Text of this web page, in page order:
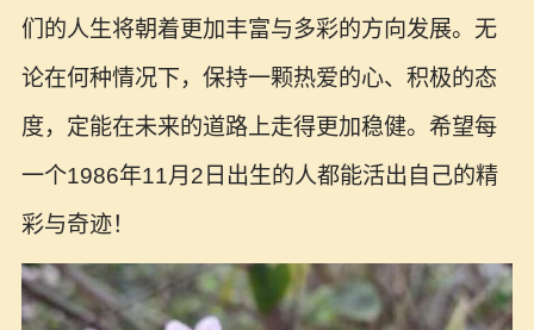
们的人生将朝着更加丰富与多彩的方向发展。无
论在何种情况下，保持一颗热爱的心、积极的态
度，定能在未来的道路上走得更加稳健。希望每
一个1986年11月2日出生的人都能活出自己的精
彩与奇迹！